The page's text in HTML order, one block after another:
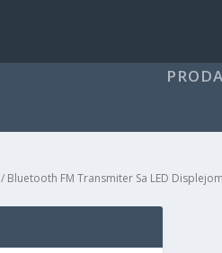
/ Bluetooth FM Transmiter Sa LED Displejom